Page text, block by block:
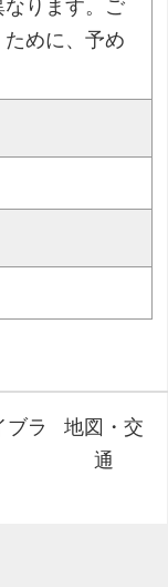
ります。ご
めに、予め
ブラ
地図・交
通